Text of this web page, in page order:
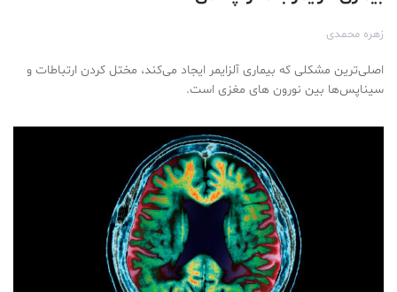
زهره محمدی
اصلی‌ترین مشکلی که بیماری آلزایمر ایجاد می‌کند، مختل کردن ارتباطات و
سیناپس‌ها بین نورون های مغزی است.